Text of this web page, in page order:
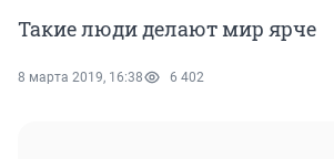
Такие люди делают мир ярче
8 марта 2019, 16:38 6 402